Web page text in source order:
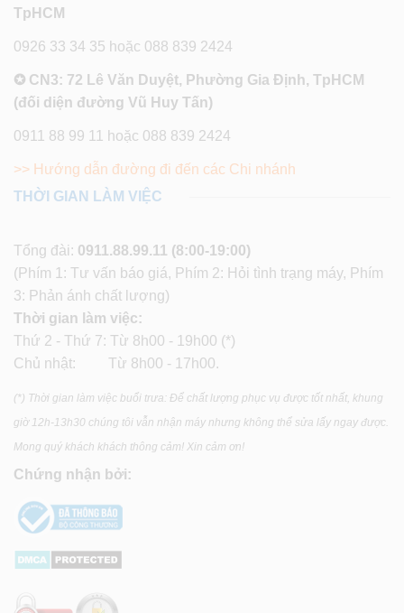
TpHCM
0926 33 34 35 hoặc 088 839 2424
✪ CN3: 72 Lê Văn Duyệt, Phường Gia Định, TpHCM
(đối diện đường Vũ Huy Tấn)
0911 88 99 11 hoặc 088 839 2424
>> Hướng dẫn đường đi đến các Chi nhánh
THỜI GIAN LÀM VIỆC
Tổng đài: 0911.88.99.11 (8:00-19:00)
(Phím 1: Tư vấn báo giá, Phím 2: Hỏi tình trạng máy, Phím
3: Phản ánh chất lượng)
Thời gian làm việc:
Thứ 2 - Thứ 7: Từ 8h00 - 19h00 (*)
Chủ nhật: Từ 8h00 - 17h00.
(*) Thời gian làm việc buổi trưa: Để chất lượng phục vụ được tốt nhất, khung
giờ 12h-13h30 chúng tôi vẫn nhận máy nhưng không thể sửa lấy ngay được.
Mong quý khách khách thông cảm! Xin cảm ơn!
Chứng nhận bởi: